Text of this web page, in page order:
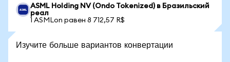
ASML Holding NV (Ondo Tokenized) в Бразильский
реал
1 ASMLon равен 8 712,57 R$
Изучите больше вариантов конвертации